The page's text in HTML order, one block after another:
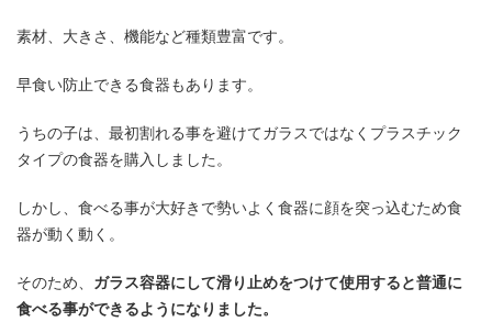
素材、大きさ、機能など種類豊富です。
早食い防止できる食器もあります。
うちの子は、最初割れる事を避けてガラスではなくプラスチック
タイプの食器を購入しました。
しかし、食べる事が大好きで勢いよく食器に顔を突っ込むため食
器が動く動く。
そのため、 ガラス容器にして滑り止めをつけて使用すると普通に
食べる事ができるようになりました。